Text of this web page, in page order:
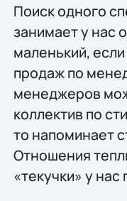
Поиск одного
занимает у нас
маленький,
продаж по
менеджеров
коллектив по
то напоминает
Отношения
«текучки» у нас